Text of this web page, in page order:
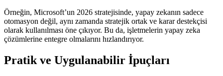
Örneğin, Microsoft’un 2026 stratejisinde, yapay zekanın sadece
otomasyon değil, aynı zamanda stratejik ortak ve karar destekçisi
olarak kullanılması öne çıkıyor. Bu da, işletmelerin yapay zeka
çözümlerine entegre olmalarını hızlandırıyor.
Pratik ve Uygulanabilir İpuçları